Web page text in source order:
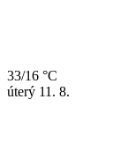
33/16 °C
úterý 11. 8.